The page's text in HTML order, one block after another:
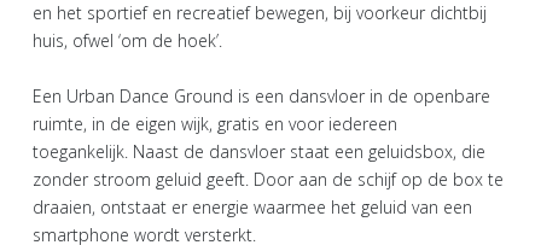
en het sportief en recreatief bewegen, bij voorkeur dichtbij
huis, ofwel ‘om de hoek’.
Een Urban Dance Ground is een dansvloer in de openbare
ruimte, in de eigen wijk, gratis en voor iedereen
toegankelijk. Naast de dansvloer staat een geluidsbox, die
zonder stroom geluid geeft. Door aan de schijf op de box te
draaien, ontstaat er energie waarmee het geluid van een
smartphone wordt versterkt.